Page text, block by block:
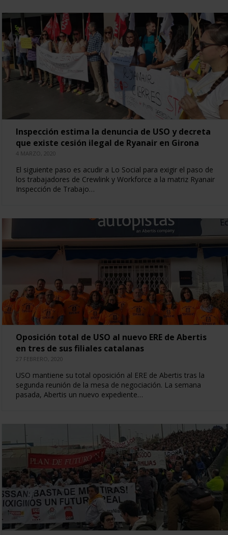
Inspección estima la denuncia de USO y decreta
que existe cesión ilegal de Ryanair en Girona
4 MARZO, 2020
El siguiente paso es acudir a Lo Social para exigir el paso de
los trabajadores de Crewlink y Workforce a la matriz Ryanair
Inspección de Trabajo…
Oposición total de USO al nuevo ERE de Abertis
en tres de sus filiales catalanas
27 FEBRERO, 2020
USO mantiene su total oposición al ERE de Abertis tras la
segunda reunión de la mesa de negociación. La semana
pasada, Abertis un nuevo expediente…